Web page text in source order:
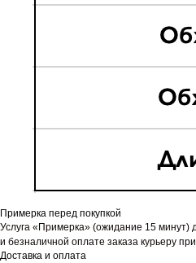
Примерка перед покупкой
Услуга «Примерка» (ожидание 15 минут)
и безналичной оплате заказа курьеру
Доставка и оплата